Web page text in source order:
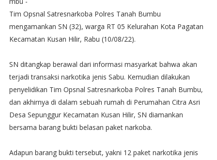
Tim Opsnal Satresnarkoba Polres Tanah Bumbu
mengamankan SN (32), warga RT 05 Kelurahan Kota Pagatan
Kecamatan Kusan Hilir, Rabu (10/08/22).
SN ditangkap berawal dari informasi masyarkat bahwa akan
terjadi transaksi narkotika jenis Sabu. Kemudian dilakukan
penyelidikan Tim Opsnal Satresnarkoba Polres Tanah Bumbu,
dan akhirnya di dalam sebuah rumah di Perumahan Citra Asri
Desa Sepunggur Kecamatan Kusan Hilir, SN diamankan
bersama barang bukti belasan paket narkoba.
Adapun barang bukti tersebut, yakni 12 paket narkotika jenis